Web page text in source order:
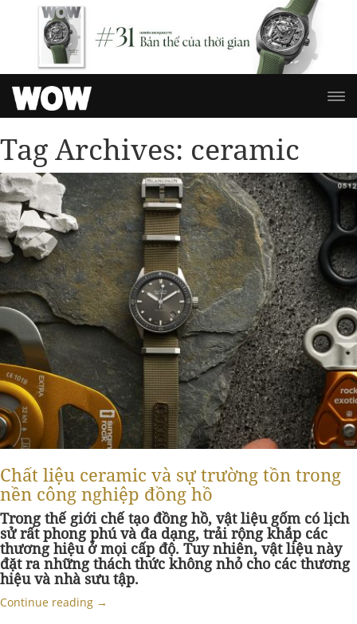
Tag Archives: ceramic
Chất liệu ceramic và sự trường tồn trong
nền công nghiệp đồng hồ
Trong thế giới chế tạo đồng hồ, vật liệu gốm có lịch
sử rất phong phú và đa dạng, trải rộng khắp các
thương hiệu ở mọi cấp độ. Tuy nhiên, vật liệu này
đặt ra những thách thức không nhỏ cho các thương
hiệu và nhà sưu tập.
Continue reading →